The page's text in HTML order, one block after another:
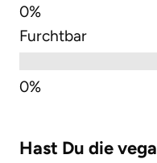
Furchtbar
Hast Du die